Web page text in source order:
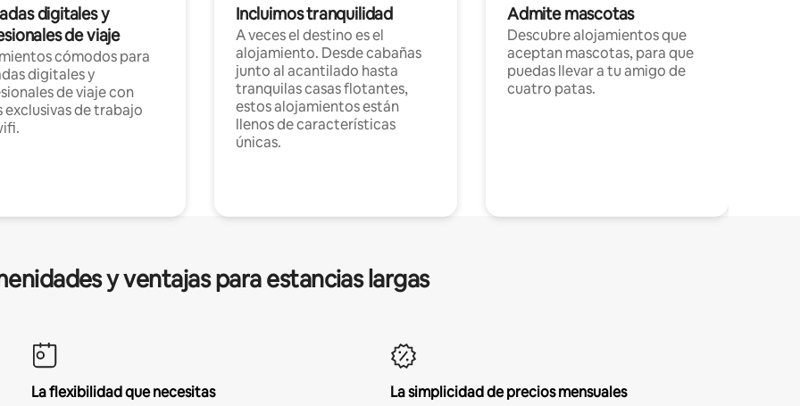
digitales y
de viaje
cómodos para
digitales y
de viaje con
exclusivas de trabajo
Incluimos tranquilidad
A veces el destino es el
alojamiento. Desde cabañas
junto al acantilado hasta
tranquilas casas flotantes,
estos alojamientos están
llenos de características
únicas.
Admite mascotas
Descubre alojamientos que
aceptan mascotas, para que
puedas llevar a tu amigo de
cuatro patas.
y ventajas para estancias largas
La flexibilidad que necesitas
La simplicidad de precios mensuales